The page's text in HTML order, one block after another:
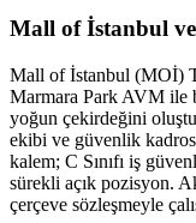
Mall of İstanbul
Mall of İstanbul (MOİ)
Marmara Park AVM ile
yoğun çekirdeğini
ekibi ve güvenlik
kalem; C Sınıfı iş
sürekli açık pozisyon.
çerçeve sözleşmeyle